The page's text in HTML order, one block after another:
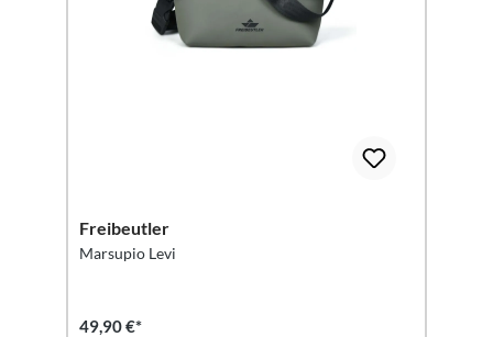
Freibeutler
Marsupio Levi
49,90 €*